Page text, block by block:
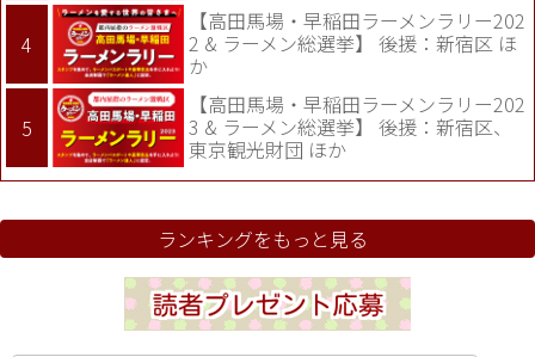
【高田馬場・早稲田ラーメンラリー202
2 & ラーメン総選挙】 後援：新宿区 ほ
か
【高田馬場・早稲田ラーメンラリー202
3 & ラーメン総選挙】 後援：新宿区、
東京観光財団 ほか
ランキングをもっと見る